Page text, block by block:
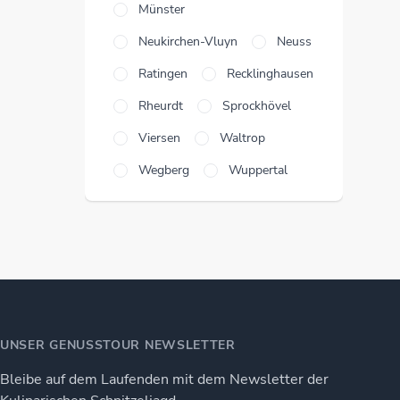
Münster
Neukirchen-Vluyn
Neuss
Ratingen
Recklinghausen
Rheurdt
Sprockhövel
Viersen
Waltrop
Wegberg
Wuppertal
UNSER GENUSSTOUR NEWSLETTER
Bleibe auf dem Laufenden mit dem Newsletter der